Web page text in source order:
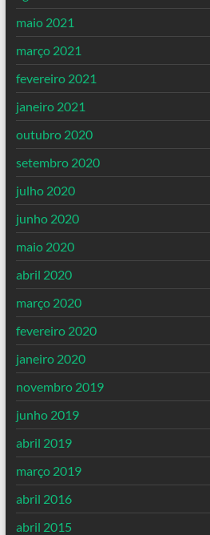
maio 2021
março 2021
fevereiro 2021
janeiro 2021
outubro 2020
setembro 2020
julho 2020
junho 2020
maio 2020
abril 2020
março 2020
fevereiro 2020
janeiro 2020
novembro 2019
junho 2019
abril 2019
março 2019
abril 2016
abril 2015